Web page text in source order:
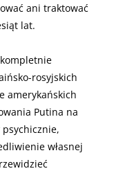
ani traktować
lat.
kompletnie
rosyjskich
amerykańskich
Putina na
psychicznie,
własnej